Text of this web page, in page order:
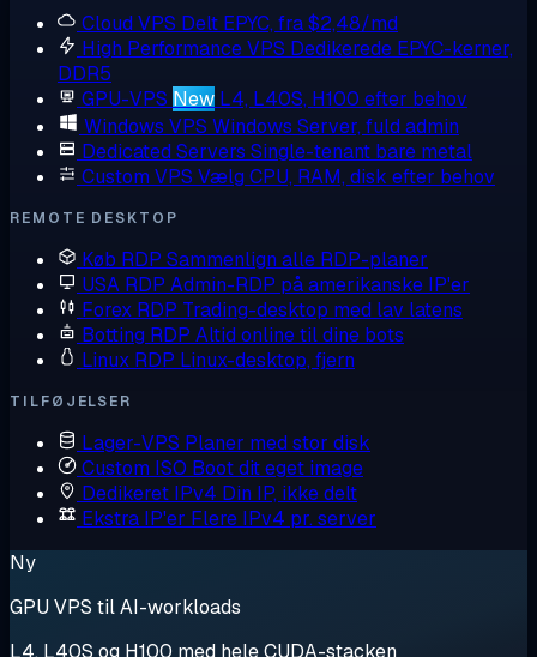
Cloud VPS Delt EPYC, fra $2,48/md
High Performance VPS Dedikerede EPYC-kerner,
DDR5
GPU-VPS New L4, L40S, H100 efter behov
Windows VPS Windows Server, fuld admin
Dedicated Servers Single-tenant bare metal
Custom VPS Vælg CPU, RAM, disk efter behov
REMOTE DESKTOP
Køb RDP Sammenlign alle RDP-planer
USA RDP Admin-RDP på amerikanske IP'er
Forex RDP Trading-desktop med lav latens
Botting RDP Altid online til dine bots
Linux RDP Linux-desktop, fjern
TILFØJELSER
Lager-VPS Planer med stor disk
Custom ISO Boot dit eget image
Dedikeret IPv4 Din IP, ikke delt
Ekstra IP'er Flere IPv4 pr. server
Ny
GPU VPS til AI-workloads
L4, L40S og H100 med hele CUDA-stacken